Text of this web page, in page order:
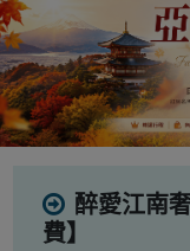
醉愛江南
費】